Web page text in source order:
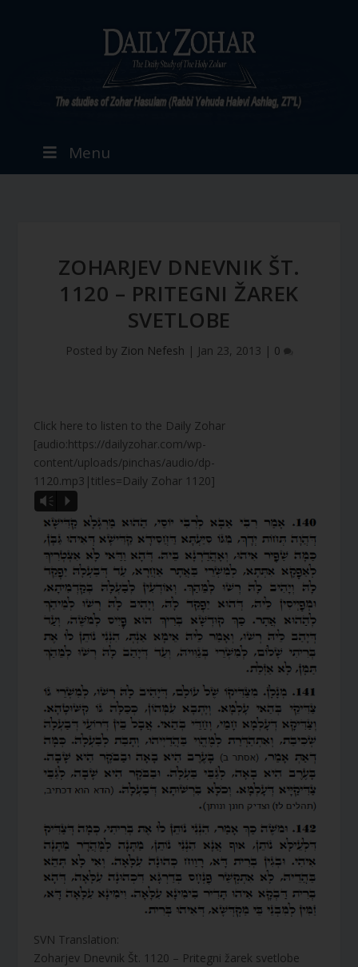
Menu
ZOHARJEV DNEVNIK ŠT.
1120 – PRITEGNI ŽAREK
SVETLOBE
Posted by Zion Nefesh | Jan 23, 2013 | 0
Click here to listen to the Daily Zohar
[audio:https://dailyzohar.com/wp-
content/uploads/pinchas/audio/dp-
1120.mp3|titles=Daily Zohar 1120]
Vm P
SVN Translation:
Zoharjev Dnevnik Št. 1120 – Pritegni žarek svetlobe